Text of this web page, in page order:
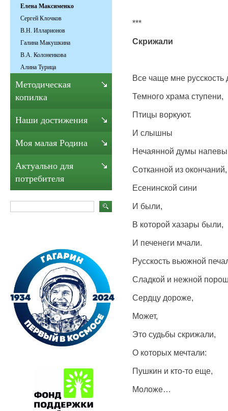
***
Скрижали
Все чаще мне русскость
Темного храма ступени,
Птицы воркуют.
И слышны
Нечаянной думы
Сотканной из окончаний,
Есенинской сини
И были,
В которой хазары были,
И печенеги мчали.
Русскость вьюжной
Сладкой и нежной
Сердцу дороже,
Может,
Это судьбы скрижали,
О которых мечтали:
Пушкин и кто-то еще,
Моложе…
Елена Максименко
Сергей Клочков
В.Н. Илларионов
Галина Макушкина
В.А. Колоненкова
Алина Турица
Методическая
копилка
Наши достижения
Моя малая Родина
Актуально для
потребителя